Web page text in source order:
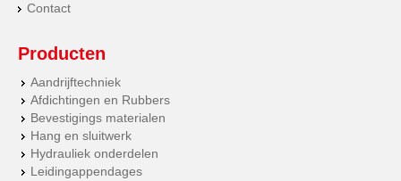
Contact
Producten
Aandrijftechniek
Afdichtingen en Rubbers
Bevestigings materialen
Hang en sluitwerk
Hydrauliek onderdelen
Leidingappendages